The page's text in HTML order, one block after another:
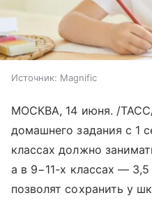
Источник: Magnific
МОСКВА, 14 июня. /
домашнего задания с 1
классах должно
а в 9−11-х классах —
позволят сохранить у